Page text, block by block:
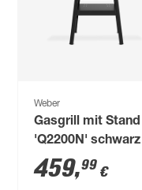
Weber
Gasgrill mit Stand
'Q2200N' schwarz
459,99 €